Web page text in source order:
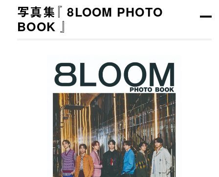
写真集『 8LOOM PHOTO
BOOK 』